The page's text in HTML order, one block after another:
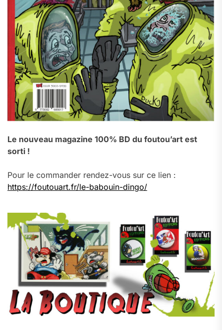
Le nouveau magazine 100% BD du foutou’art est
sorti !
Pour le commander rendez-vous sur ce lien :
https://foutouart.fr/le-babouin-dingo/